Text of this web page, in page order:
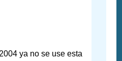
ya no se use esta